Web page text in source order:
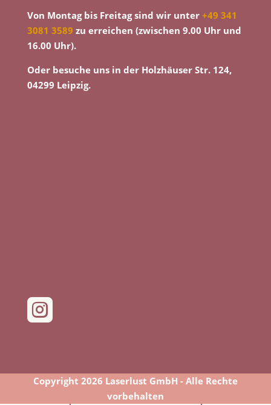
Von Montag bis Freitag sind wir unter +49 341
3081 3589 zu erreichen (zwischen 9.00 Uhr und
16.00 Uhr).
Oder besuche uns in der Holzhäuser Str. 124,
04299 Leipzig.

Copyright 2026 Laserlust GmbH - Alle Rechte
vorbehalten